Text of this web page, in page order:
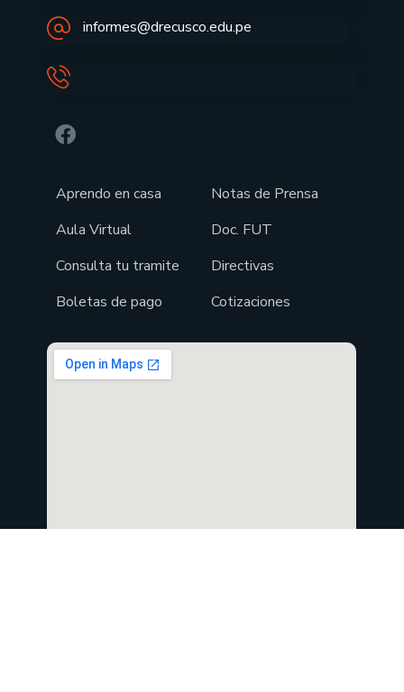
informes@drecusco.edu.pe
Aprendo en casa
Aula Virtual
Consulta tu tramite
Boletas de pago
Notas de Prensa
Doc. FUT
Directivas
Cotizaciones